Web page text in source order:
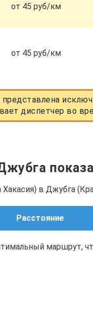
от 45 руб/км
от 45 руб/км
диспетчер во
в Джубга
Расстояние
маршрут,